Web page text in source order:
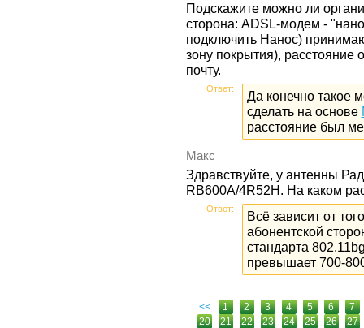
Подскажите можно ли
сторона: ADSL-модем -
подключить Нанос)
зону покрытия), расстояние
почту.
Ответ:
Да конечно такое
сделать на основе
расстояние был
Макс
Здравствуйте, у антенны
RB600A/4R52H. На каком
Ответ:
Всё зависит от
абонентской
стандарта
превышает 700-
<< 1 2 3 4 5 6
7
20
21 22 23 24 25 26
27